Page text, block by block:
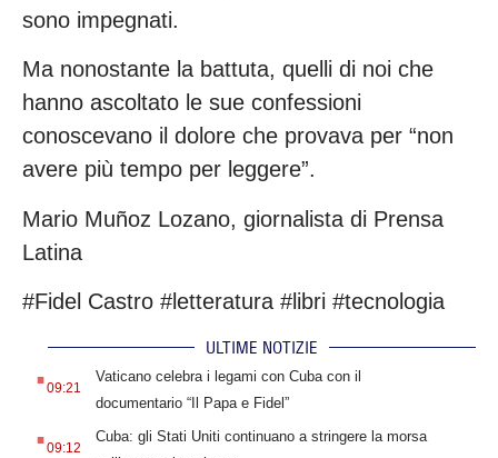
sono impegnati.
Ma nonostante la battuta, quelli di noi che
hanno ascoltato le sue confessioni
conoscevano il dolore che provava per “non
avere più tempo per leggere”.
Mario Muñoz Lozano, giornalista di Prensa
Latina
#Fidel Castro #letteratura #libri #tecnologia
ULTIME NOTIZIE
.09:21
Vaticano celebra i legami con Cuba con il
documentario “Il Papa e Fidel”
.09:12
Cuba: gli Stati Uniti continuano a stringere la morsa